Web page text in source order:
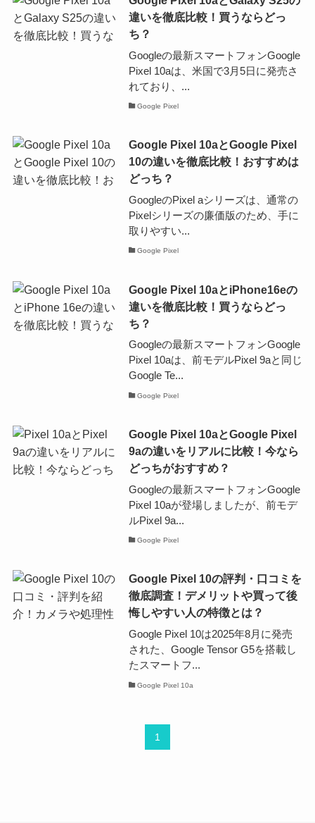
違いを徹底比較！買うならどっ
ち？
Googleの最新スマートフォンGoogle
Pixel 10aは、米国で3月5日に発売さ
れており、...
Google Pixel
Google Pixel 10aとGoogle Pixel
10の違いを徹底比較！おすすめは
どっち？
GoogleのPixel aシリーズは、通常の
Pixelシリーズの廉価版のため、手に
取りやすい...
Google Pixel
Google Pixel 10aとiPhone16eの
違いを徹底比較！買うならどっ
ち？
Googleの最新スマートフォンGoogle
Pixel 10aは、前モデルPixel 9aと同じ
Google Te...
Google Pixel
Google Pixel 10aとGoogle Pixel
9aの違いをリアルに比較！今なら
どっちがおすすめ？
Googleの最新スマートフォンGoogle
Pixel 10aが登場しましたが、前モデ
ルPixel 9a...
Google Pixel
Google Pixel 10の評判・口コミを
徹底調査！デメリットや買って後
悔しやすい人の特徴とは？
Google Pixel 10は2025年8月に発売
された、Google Tensor G5を搭載し
たスマートフ...
Google Pixel 10a
1